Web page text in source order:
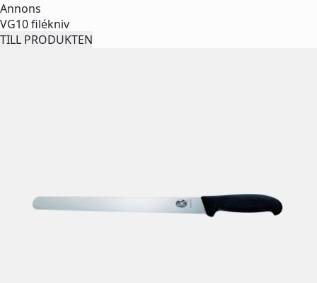
Annons
VG10 filékniv
TILL PRODUKTEN